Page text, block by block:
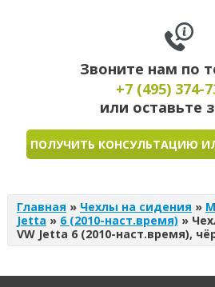
Звоните нам по
+7 (495) 374-
или оставьте
ПОЛУЧИТЬ КОНСУЛЬТАЦИЮ
Главная » Чехлы на сидения »
Jetta » 6 (2010-наст.время) »
VW Jetta 6 (2010-наст.время),